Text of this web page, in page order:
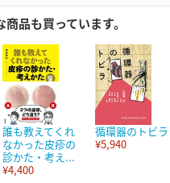
品も買っています。
誰も教えてくれ
なかった皮疹の
診かた・考え...
¥4,400
循環器のトビラ
¥5,940